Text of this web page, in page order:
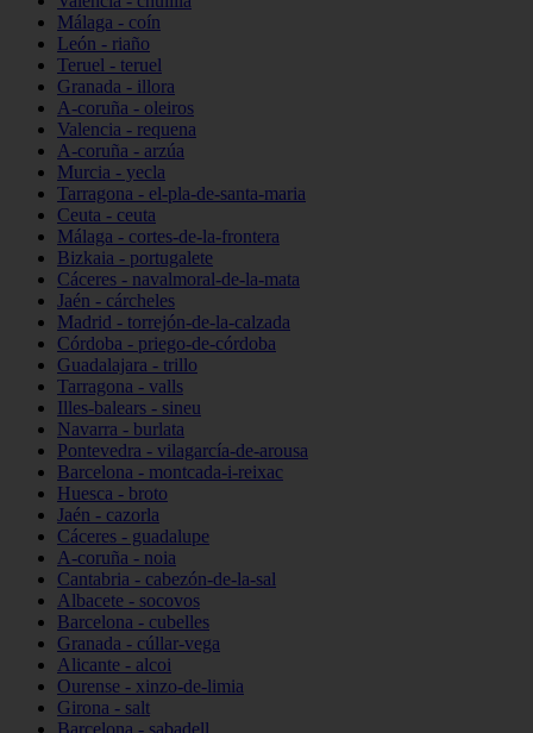
Málaga - coín
León - riaño
Teruel - teruel
Granada - illora
A-coruña - oleiros
Valencia - requena
A-coruña - arzúa
Murcia - yecla
Tarragona - el-pla-de-santa-maria
Ceuta - ceuta
Málaga - cortes-de-la-frontera
Bizkaia - portugalete
Cáceres - navalmoral-de-la-mata
Jaén - cárcheles
Madrid - torrejón-de-la-calzada
Córdoba - priego-de-córdoba
Guadalajara - trillo
Tarragona - valls
Illes-balears - sineu
Navarra - burlata
Pontevedra - vilagarcía-de-arousa
Barcelona - montcada-i-reixac
Huesca - broto
Jaén - cazorla
Cáceres - guadalupe
A-coruña - noia
Cantabria - cabezón-de-la-sal
Albacete - socovos
Barcelona - cubelles
Granada - cúllar-vega
Alicante - alcoi
Ourense - xinzo-de-limia
Girona - salt
Barcelona - sabadell